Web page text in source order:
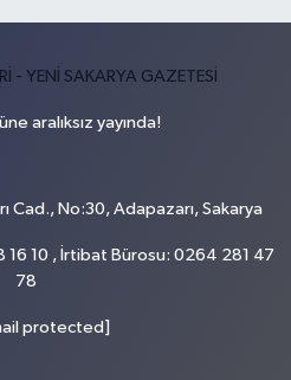
aralıksız yayında!
Cad., No:30, Adapazarı, Sakarya
10 , İrtibat Bürosu: 0264 281 47
78
protected]